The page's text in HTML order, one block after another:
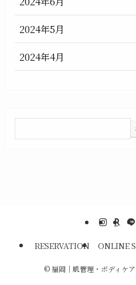
2024年5月
2024年4月
RESERVATION ONLINE
©福岡｜肌管理・ボディケ